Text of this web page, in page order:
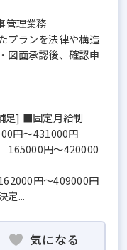
管理業務
プランを法律や構造
図面承認後、確認申
足] ■固定月給制
円～431000円
165000円～420000
円～409000円
定...
気になる